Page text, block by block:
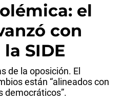
el
con
SIDE
de la oposición. El
están “alineados con
democráticos”.